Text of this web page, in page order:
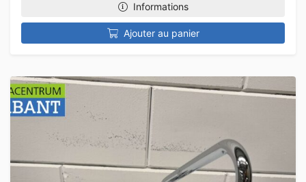
Informations
Ajouter au panier